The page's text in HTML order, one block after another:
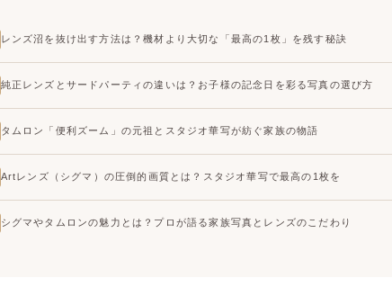
レンズ沼を抜け出す方法は？機材より大切な「最高の1枚」を残す秘訣
純正レンズとサードパーティの違いは？お子様の記念日を彩る写真の選び方
タムロン「便利ズーム」の元祖とスタジオ華写が紡ぐ家族の物語
Artレンズ（シグマ）の圧倒的画質とは？スタジオ華写で最高の1枚を
シグマやタムロンの魅力とは？プロが語る家族写真とレンズのこだわり